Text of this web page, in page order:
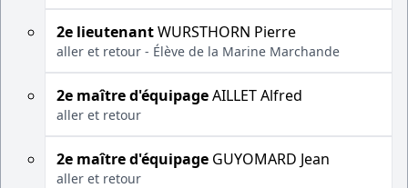
2e lieutenantWURSTHORN Pierre
aller et retour - Élève de la Marine Marchande
2e maître d'équipageAILLET Alfred
aller et retour
2e maître d'équipage GUYOMARD Jean
aller et retour